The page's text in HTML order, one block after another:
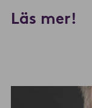
Läs mer!